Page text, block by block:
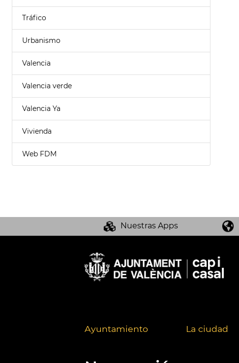
Tráfico
Urbanismo
Valencia
Valencia verde
Valencia Ya
Vivienda
Web FDM
Nuestras Apps
Ayuntamiento La ciudad